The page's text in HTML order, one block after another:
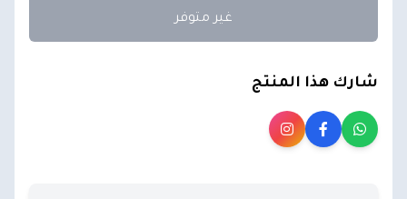
غير متوفر
شارك هذا المنتج